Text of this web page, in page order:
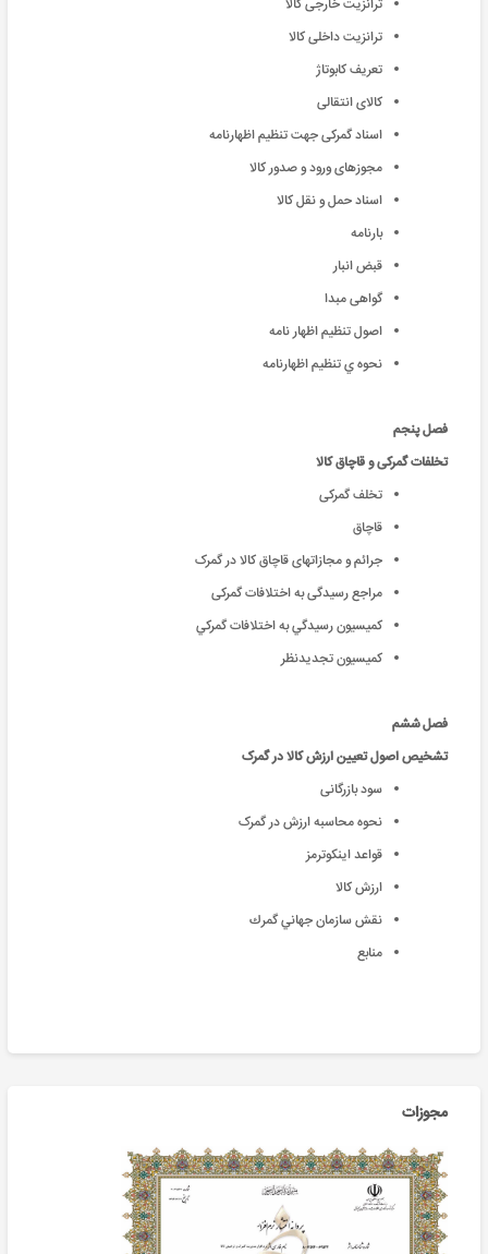
ترانزیت خارجی کالا
ترانزیت داخلی کالا
تعریف کابوتاژ
کالای انتقالی
اسناد گمرکی جهت تنظیم اظهارنامه
مجوزهای ورود و صدور کالا
اسناد حمل و نقل کالا
بارنامه
قبض انبار
گواهی مبدا
اصول تنظیم اظهار نامه
نحوه ي تنظيم اظهارنامه
فصل پنجم
تخلفات گمرکی و قاچاق کالا
تخلف گمرکی
قاچاق
جرائم و مجازاتهای قاچاق کالا در گمرک
مراجع رسیدگی به اختلافات گمرکی
كميسيون رسيدگي به اختلافات گمركي
کميسيون تجديدنظر
فصل ششم
تشخیص اصول تعیین ارزش کالا در گمرک
سود بازرگانی
نحوه محاسبه ارزش در گمرک
قواعد اینکوترمز
ارزش کالا
نقش سازمان جهاني گمرك
منابع
مجوزات